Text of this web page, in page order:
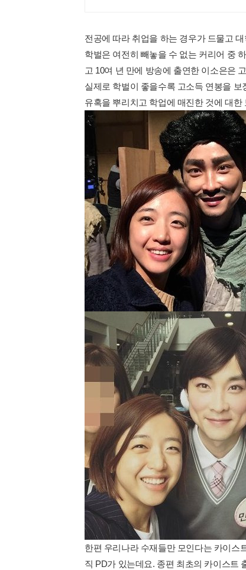
전공에 따라 취업을 하는 경우가 드물고
학벌은 여전히 빼놓을 수 없는 커리어 중
고 10여 년 만에 방송에 출연한 이소은은
실제로 학벌이 좋을수록 고소득 연봉을
유혹을 뿌리치고 학업에 매진한 것에 대
한편 우리나라 수재들만 모인다는 카이스
직 PD가 있는데요. 종편 최초의 카이스트